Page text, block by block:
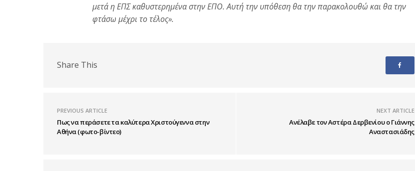
μετά η ΕΠΣ καθυστερημένα στην ΕΠΟ. Αυτή την υπόθεση θα την παρακολουθώ και θα την
φτάσω μέχρι το τέλος».
Share This
PREVIOUS ARTICLE
Πως να περάσετε τα καλύτερα Χριστούγεννα στην
Αθήνα (φωτο-βίντεο)
NEXT ARTICLE
Ανέλαβε τον Αστέρα Δερβενίου ο Γιάννης
Αναστασιάδης